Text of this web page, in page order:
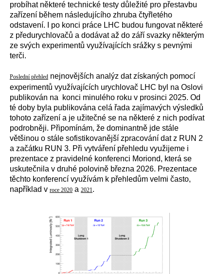
probíhat některé technické testy důležité pro přestavbu
zařízení během následujícího zhruba čtyřletého
odstavení. I po konci práce LHC budou fungovat některé
z předurychlovačů a dodávat až do září svazky některým
ze svých experimentů využívajících srážky s pevnými
terči.
Poslední přehled nejnovějších analýz dat získaných pomocí
experimentů využívajících urychlovač LHC byl na Oslovi
publikován na konci minulého roku v prosinci 2025. Od
té doby byla publikována celá řada zajímavých výsledků
tohoto zařízení a je užitečné se na některé z nich podívat
podrobněji. Připomínám, že dominantně jde stále
většinou o stále sofistikovanější zpracování dat z RUN 2
a začátku RUN 3. Při vytváření přehledu využijeme i
prezentace z pravidelné konferenci Moriond, která se
uskutečnila v druhé polovině března 2026. Prezentace
těchto konferencí využívám k přehledům velmi často,
například v roce 2020 a 2021.